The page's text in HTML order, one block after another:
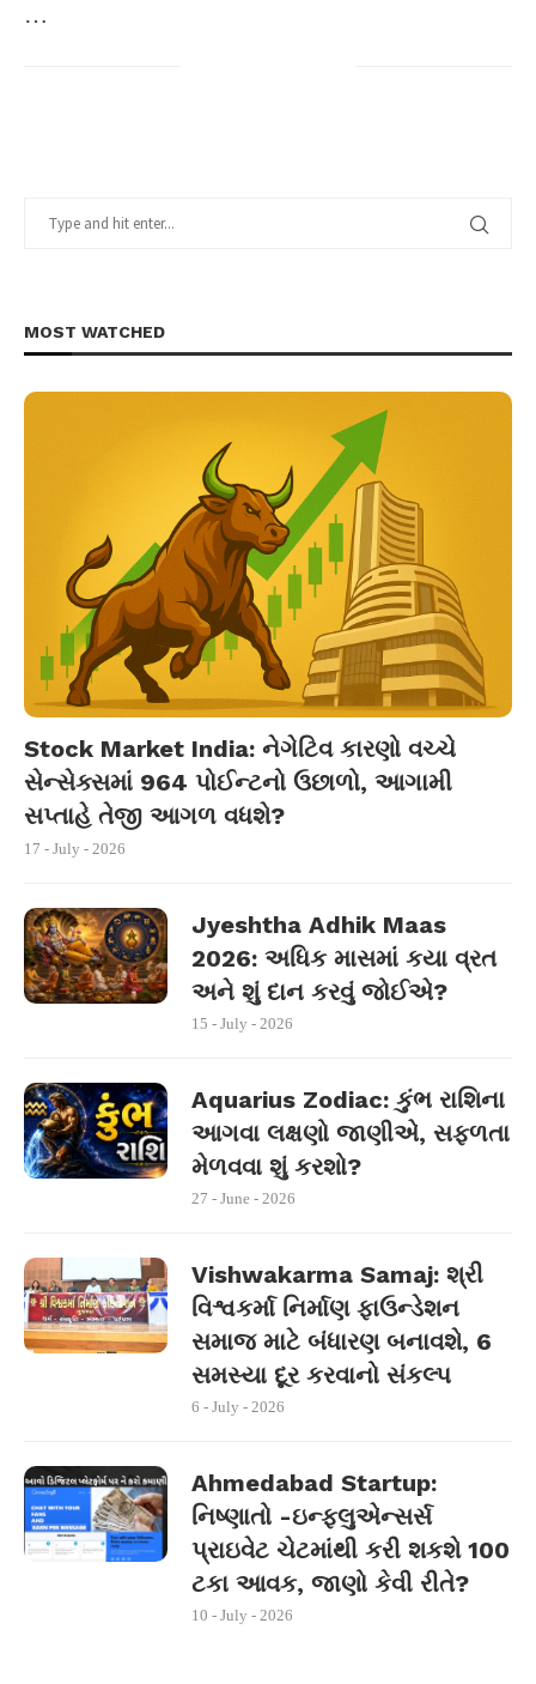
…
MOST WATCHED
Stock Market India: નેગેટિવ કારણો વચ્ચે
સેન્સેક્સમાં 964 પોઈન્ટનો ઉછાળો, આગામી
સપ્તાહે તેજી આગળ વધશે?
17 - July - 2026
Jyeshtha Adhik Maas
2026: અધિક માસમાં કયા વ્રત
અને શું દાન કરવું જોઈએ?
15 - July - 2026
Aquarius Zodiac: કુંભ રાશિના
આગવા લક્ષણો જાણીએ, સફળતા
મેળવવા શું કરશો?
27 - June - 2026
Vishwakarma Samaj: શ્રી
વિશ્વકર્મા નિર્માણ ફાઉન્ડેશન
સમાજ માટે બંધારણ બનાવશે, 6
સમસ્યા દૂર કરવાનો સંકલ્પ
6 - July - 2026
Ahmedabad Startup:
નિષ્ણાતો -ઇન્ફ્લુએન્સર્સ
પ્રાઇવેટ ચેટમાંથી કરી શકશે 100
ટકા આવક, જાણો કેવી રીતે?
10 - July - 2026